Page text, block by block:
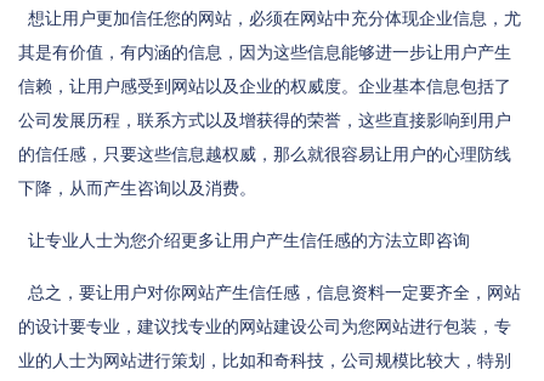
想让用户更加信任您的网站，必须在网站中充分体现企业信息，尤
其是有价值，有内涵的信息，因为这些信息能够进一步让用户产生
信赖，让用户感受到网站以及企业的权威度。企业基本信息包括了
公司发展历程，联系方式以及增获得的荣誉，这些直接影响到用户
的信任感，只要这些信息越权威，那么就很容易让用户的心理防线
下降，从而产生咨询以及消费。
让专业人士为您介绍更多让用户产生信任感的方法立即咨询
总之，要让用户对你网站产生信任感，信息资料一定要齐全，网站
的设计要专业，建议找专业的网站建设公司为您网站进行包装，专
业的人士为网站进行策划，比如和奇科技，公司规模比较大，特别